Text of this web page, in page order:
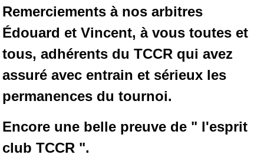
Remerciements à nos arbitres
Édouard et Vincent, à vous toutes et
tous, adhérents du TCCR qui avez
assuré avec entrain et sérieux les
permanences du tournoi.
Encore une belle preuve de " l'esprit
club TCCR ".